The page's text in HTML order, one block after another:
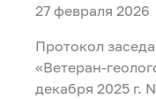
27 февраля 2026
Протокол
«Ветеран-
декабря 2025 г.